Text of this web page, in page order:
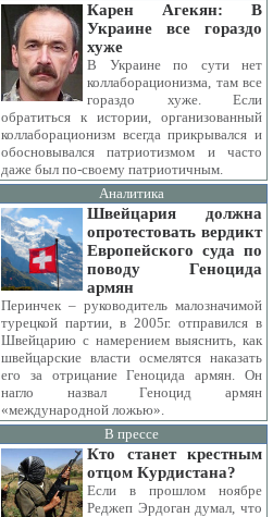
Карен Агекян: В
Украине все гораздо
хуже
В Украине по сути нет
коллаборационизма, там все
гораздо хуже. Если
обратиться к истории, организованный
коллаборационизм всегда прикрывался и
обосновывался патриотизмом и часто
даже был по-своему патриотичным.
Аналитика
Швейцария должна
опротестовать вердикт
Европейского суда по
поводу Геноцида
армян
Перинчек – руководитель малозначимой
турецкой партии, в 2005г. отправился в
Швейцарию с намерением выяснить, как
швейцарские власти осмелятся наказать
его за отрицание Геноцида армян. Он
нагло назвал Геноцид армян
«международной ложью».
В прессе
Кто станет крестным
отцом Курдистана?
Если в прошлом ноябре
Реджеп Эрдоган думал, что